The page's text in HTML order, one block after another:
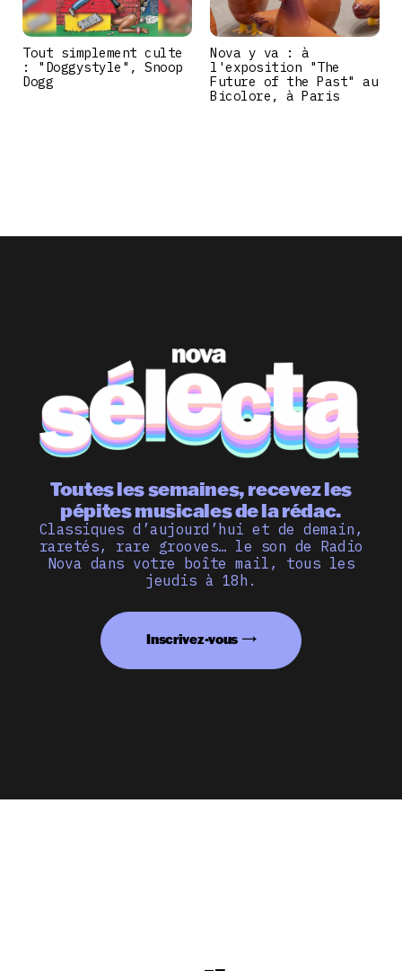
Tout simplement culte
: "Doggystyle", Snoop
Dogg
Nova y va : à
l'exposition "The
Future of the Past" au
Bicolore, à Paris
Toutes les semaines, recevez les
pépites musicales de la rédac.
Classiques d’aujourd’hui et de demain,
raretés, rare grooves… le son de Radio
Nova dans votre boîte mail, tous les
jeudis à 18h.
Inscrivez-vous